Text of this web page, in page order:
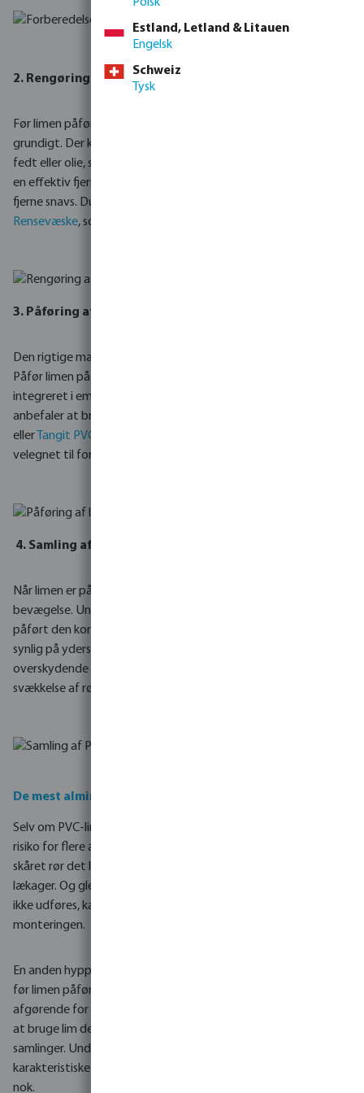
2. Rengøring af overflade
Før limen påføres, er det nødvendigt at rengøre alle overflader
grundigt. Der kan være forurenende stoffer på rørene, f.eks.
fedt eller olie, som vil påvirke samlingens kvalitet negativt. Brug
en effektiv fjerner som
fjerne snavs. Du kan også bruge
Rensevæske, som forbereder rørene perfekt til limning.
3. Påføring af lim
Den rigtige mængde lim er nøglen til en holdbar forbindelse.
Påfør limen på fittingen og røret ved hjælp af penslen, som er
integreret i emballagen. Sørg for, at limen er jævnt fordelt. Vi
anbefaler at bruge produkter som
eller Tangit PVC-lim
velegnet til forskellige anvendelser.
4. Samling af elementerne
Når limen er påført, skal du straks samle rørene med en jævn
bevægelse. Undgå at dreje eller justere samlingen. Hvis der er
påført den korrekte mængde lim, skal der være en ring af lim
synlig på ydersiden af røret og fittingen. Husk at fjerne
overskydende lim med det samme for at undgå en eventuel
svækkelse af røret.
De mest almindelige fejl ved limning af PVC
Selv om PVC-limning ser ud til at være en enkel proces, er der
risiko for flere almindelige fejl. For eksempel reducerer et skævt
skåret rør det limede område betydeligt, hvilket kan føre til
lækager. Og glem ikke afgratning og affasning - hvis disse trin
ikke udføres, kan det resultere i, at limen skrabes af under
monteringen.
En anden hyppig fejl er utilstrækkelig rengøring af overfladen,
før limen påføres. Brug af passende rengøringsprodukter er
afgørende for at sikre, at rørene er fri for snavs. Glem heller ikke
at bruge lim dedikeret til specifikke materialer for at sikre tætte
samlinger. Undgå også at bruge for lidt lim - hvis den
karakteristiske ring ikke vises, betyder det, at der ikke er brugt
nok.
Estland, Letland & Litauen
Engelsk
Schweiz
Tysk